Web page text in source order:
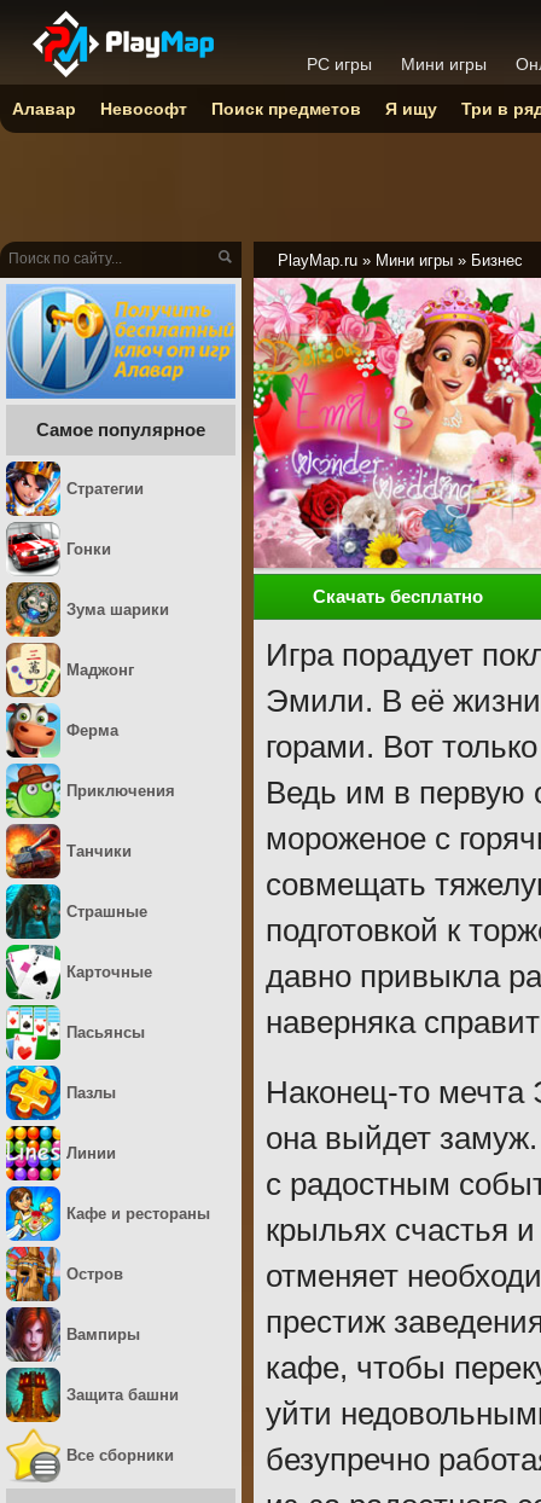
PlayMap.ru » Мини игры » Бизнес
Скачать бесплатно
Игра порадует
Эмили. В её жизни
горами. Вот
Ведь им в первую
мороженое с
совмещать
подготовкой к
давно привыкла
наверняка
Наконец-то
она выйдет
с радостным
крыльях счастья
отменяет
престиж
кафе, чтобы
уйти
безупречно
Самое популярное
Стратегии
Гонки
Зума шарики
Маджонг
Ферма
Приключения
Танчики
Страшные
Карточные
Пасьянсы
Пазлы
Линии
Кафе и рестораны
Остров
Вампиры
Защита башни
Все сборники
PC игры Мини игры
Алавар Невософт Поиск предметов Я ищу Три в